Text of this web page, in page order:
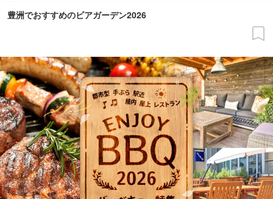
豊洲でおすすめのビアガーデン2026